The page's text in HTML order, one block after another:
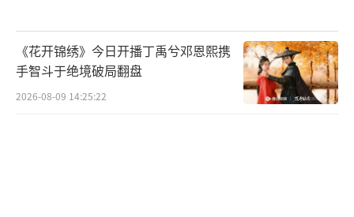
《花开锦绣》今日开播丁禹兮邓恩熙携
手智斗于绝境破局翻盘
2026-08-09 14:25:22